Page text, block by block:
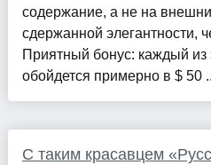
содержание, а не на
сдержанной элегантности,
Приятный бонус: каждый из
обойдется примерно в $ 50
С таким красавцем